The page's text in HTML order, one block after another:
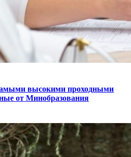
высокими проходными
от Минобразования